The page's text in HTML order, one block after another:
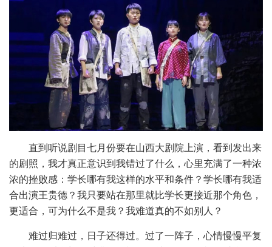
直到听说剧目七月份要在山西大剧院上演，看到发出来
的剧照，我才真正意识到我错过了什么，心里充满了一种浓
浓的挫败感：学长哪有我这样的水平和条件？学长哪有我适
合出演王贵德？我只要站在那里就比学长更接近那个角色，
更适合，可为什么不是我？我难道真的不如别人？
难过归难过，日子还得过。过了一阵子，心情慢慢平复